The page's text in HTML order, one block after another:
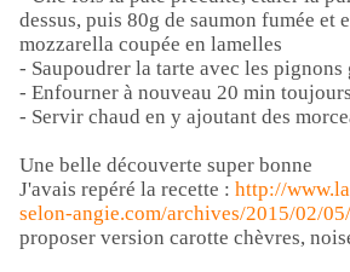
dessus, puis 80g de saumon fumée et
mozzarella coupée en lamelles
- Saupoudrer la tarte avec les pignons
- Enfourner à nouveau 20 min
- Servir chaud en y ajoutant des
Une belle découverte super bonne
J'avais repéré la recette : http://
selon-angie.com/archives/2015/02/
proposer version carotte chèvres,